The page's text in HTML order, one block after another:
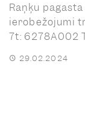
Raņķu
ierobežojumi
7t: 6278A002
29.02.2024